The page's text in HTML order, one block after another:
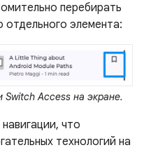
перебирать
элемента:
Switch Access на экране.
что
технологий на